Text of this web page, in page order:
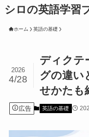
シロの英語学習
ホーム 英語の基礎
ディクテ
グの違い
せかたも
2026
4/28
広告 英語の基礎